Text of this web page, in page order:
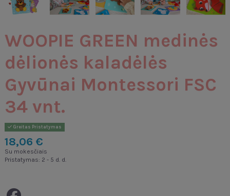
WOOPIE GREEN medinės
dėlionės kaladėlės
Gyvūnai Montessori FSC
34 vnt.
Greitas Pristatymas
18,06 €
Su mokesčiais
Pristatymas: 2 - 5 d. d.